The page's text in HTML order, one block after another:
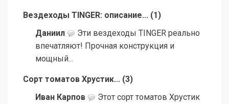
Вездеходы TINGER: описание... (1)
Даниил
Эти вездеходы TINGER реально
впечатляют! Прочная конструкция и
мощный...
Сорт томатов Хрустик... (3)
Иван Карпов
Этот сорт томатов Хрустик